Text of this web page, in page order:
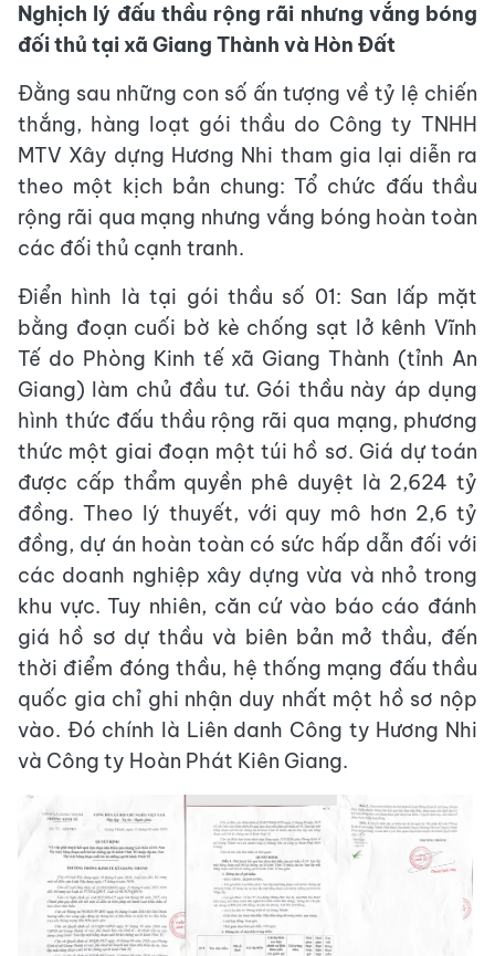
Nghịch lý đấu thầu rộng rãi nhưng vắng bóng
đối thủ tại xã Giang Thành và Hòn Đất
Đằng sau những con số ấn tượng về tỷ lệ chiến
thắng, hàng loạt gói thầu do Công ty TNHH
MTV Xây dựng Hương Nhi tham gia lại diễn ra
theo một kịch bản chung: Tổ chức đấu thầu
rộng rãi qua mạng nhưng vắng bóng hoàn toàn
các đối thủ cạnh tranh.
Điển hình là tại gói thầu số 01: San lấp mặt
bằng đoạn cuối bờ kè chống sạt lở kênh Vĩnh
Tế do Phòng Kinh tế xã Giang Thành (tỉnh An
Giang) làm chủ đầu tư. Gói thầu này áp dụng
hình thức đấu thầu rộng rãi qua mạng, phương
thức một giai đoạn một túi hồ sơ. Giá dự toán
được cấp thẩm quyền phê duyệt là 2,624 tỷ
đồng. Theo lý thuyết, với quy mô hơn 2,6 tỷ
đồng, dự án hoàn toàn có sức hấp dẫn đối với
các doanh nghiệp xây dựng vừa và nhỏ trong
khu vực. Tuy nhiên, căn cứ vào báo cáo đánh
giá hồ sơ dự thầu và biên bản mở thầu, đến
thời điểm đóng thầu, hệ thống mạng đấu thầu
quốc gia chỉ ghi nhận duy nhất một hồ sơ nộp
vào. Đó chính là Liên danh Công ty Hương Nhi
và Công ty Hoàn Phát Kiên Giang.